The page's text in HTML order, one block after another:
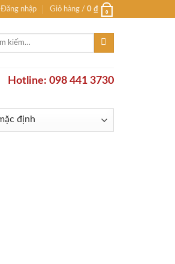
Đăng nhập Giỏ hàng / 0 ₫ 0
Hotline: 098 441 3730